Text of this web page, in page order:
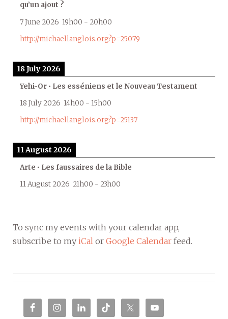
qu’un ajout ?
7 June 2026 19h00 - 20h00
http://michaellanglois.org?p=25079
18 July 2026
Yehi-Or • Les esséniens et le Nouveau Testament
18 July 2026 14h00 - 15h00
http://michaellanglois.org?p=25137
11 August 2026
Arte • Les faussaires de la Bible
11 August 2026 21h00 - 23h00
To sync my events with your calendar app,
subscribe to my iCal or Google Calendar feed.